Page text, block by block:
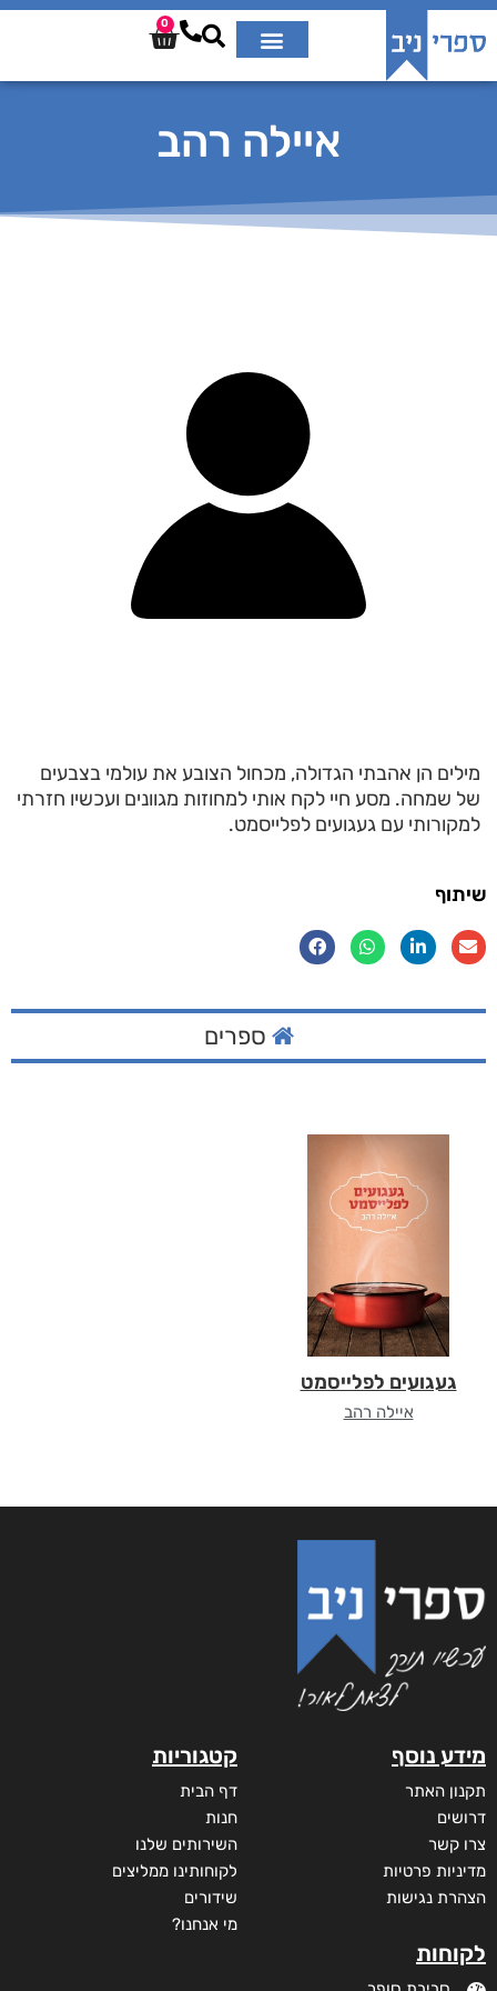
0
איילה רהב
מילים הן אהבתי הגדולה, מכחול הצובע את עולמי בצבעים
של שמחה. מסע חיי לקח אותי למחוזות מגוונים ועכשיו חזרתי
למקורותי עם געגועים לפלייסמט.
שיתוף
ספרים
געגועים לפלייסמט
איילה רהב
מידע נוסף
תקנון האתר
דרושים
צרו קשר
מדיניות פרטיות
הצהרת נגישות
לקוחות
קטגוריות
דף הבית
חנות
השירותים שלנו
לקוחותינו ממליצים
שידורים
מי אנחנו?